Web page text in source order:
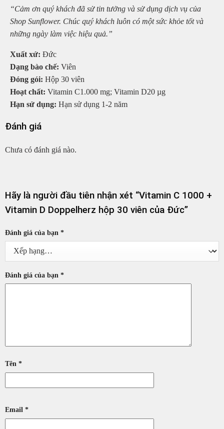
“Cảm ơn quý khách đã sử tin tưởng và sử dụng dịch vụ của
Shop Sunflower. Chúc quý khách luôn có một sức khỏe tốt và
những ngày làm việc hiệu quả.”
Xuất xứ: Đức
Dạng bào chế: Viên
Đóng gói: Hộp 30 viên
Hoạt chất: Vitamin C1.000 mg; Vitamin D20 µg
Hạn sử dụng: Hạn sử dụng 1-2 năm
Đánh giá
Chưa có đánh giá nào.
Hãy là người đầu tiên nhận xét “Vitamin C 1000 +
Vitamin D Doppelherz hộp 30 viên của Đức”
Đánh giá của bạn *
Đánh giá của bạn *
Tên *
Email *